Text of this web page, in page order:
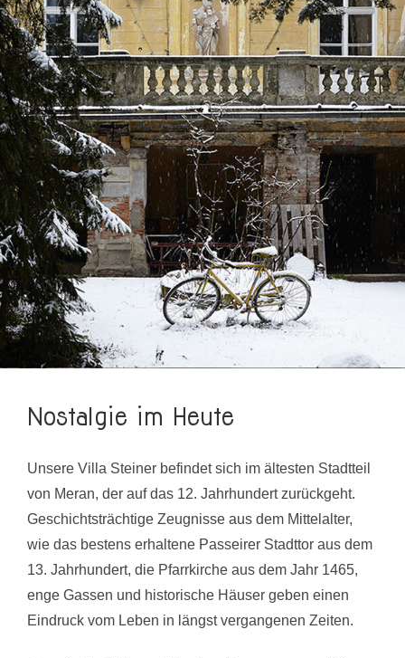
Nostalgie im Heute
Unsere Villa Steiner befindet sich im ältesten Stadtteil
von Meran, der auf das 12. Jahrhundert zurückgeht.
Geschichtsträchtige Zeugnisse aus dem Mittelalter,
wie das bestens erhaltene Passeirer Stadttor aus dem
13. Jahrhundert, die Pfarrkirche aus dem Jahr 1465,
enge Gassen und historische Häuser geben einen
Eindruck vom Leben in längst vergangenen Zeiten.